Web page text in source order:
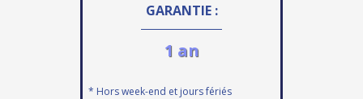
GARANTIE :
1 an
* Hors week-end et jours fériés